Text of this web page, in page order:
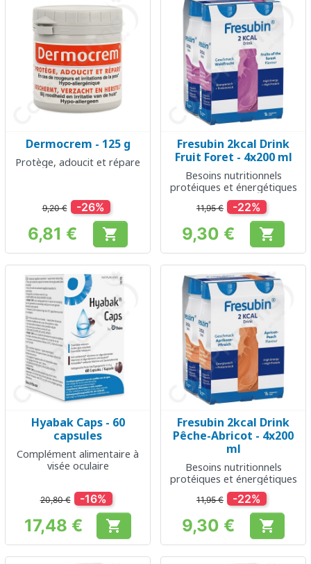
Dermocrem - 125 g
Protège, adoucit et répare
9,20 € -26%
Prix
6,81 € 
Fresubin 2kcal Drink
Fruit Foret - 4x200 ml
Besoins nutritionnels
protéiques et énergétiques
11,95 € -22%
Prix
9,30 € 
Hyabak Caps - 60
capsules
Complément alimentaire à
visée oculaire
20,80 € -16%
Prix
17,48 € 
Fresubin 2kcal Drink
Pêche-Abricot - 4x200
ml
Besoins nutritionnels
protéiques et énergétiques
11,95 € -22%
Prix
9,30 € 